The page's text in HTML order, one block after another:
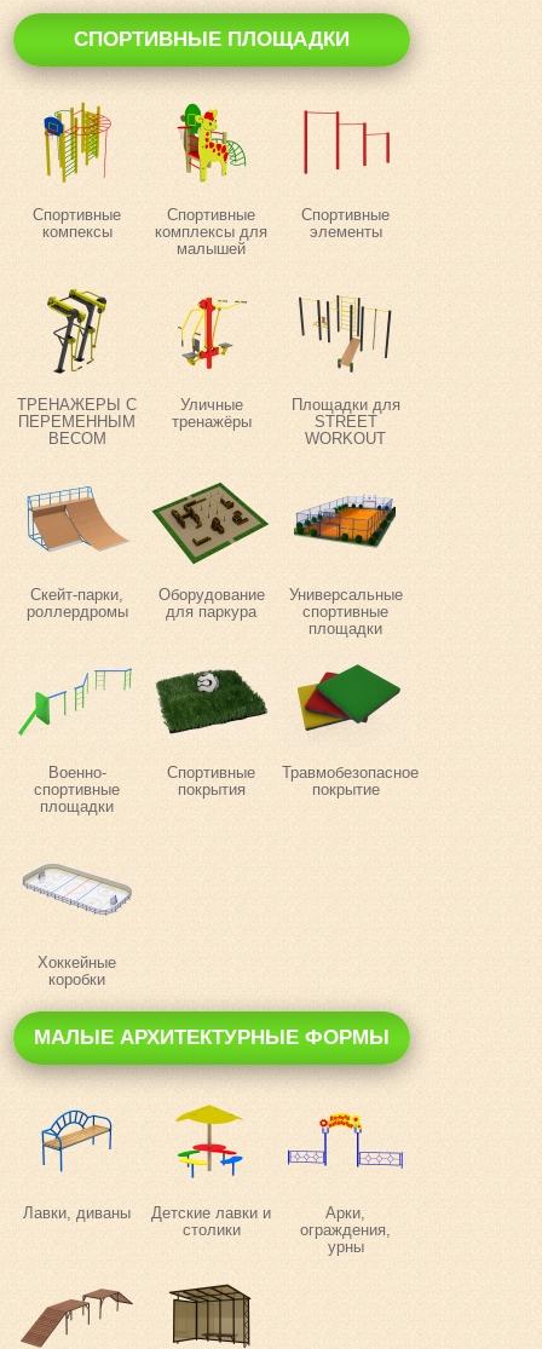
СПОРТИВНЫЕ ПЛОЩАДКИ
Спортивные
компексы
Спортивные
комплексы для
малышей
Спортивные
элементы
ТРЕНАЖЕРЫ С
ПЕРЕМЕННЫМ
ВЕСОМ
Уличные
тренажёры
Площадки для
STREET
WORKOUT
Скейт-парки,
роллердромы
Оборудование
для паркура
Универсальные
спортивные
площадки
Военно-
спортивные
площадки
Спортивные
покрытия
Травмобезопасное
покрытие
Хоккейные
коробки
МАЛЫЕ АРХИТЕКТУРНЫЕ ФОРМЫ
Лавки, диваны
Детские лавки и
столики
Арки,
ограждения,
урны